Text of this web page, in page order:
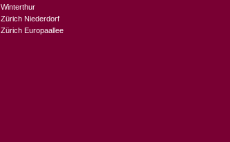
Winterthur
Zürich Niederdorf
Zürich Europaallee